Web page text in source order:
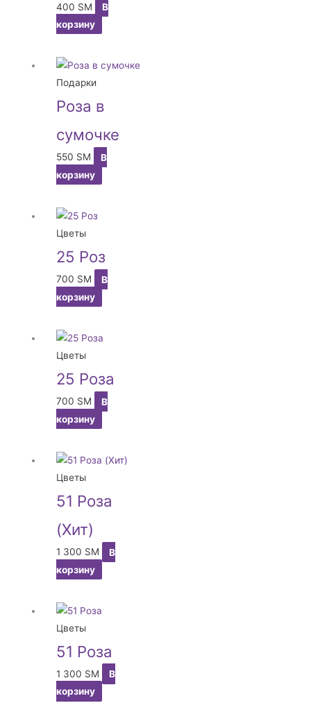
400 ЅМ
В
корзину
Подарки
Роза в
сумочке
550 ЅМ
В
корзину
Цветы
25 Роз
700 ЅМ
В
корзину
Цветы
25 Роза
700 ЅМ
В
корзину
Цветы
51 Роза
(Хит)
1 300 ЅМ
В
корзину
Цветы
51 Роза
1 300 ЅМ
В
корзину